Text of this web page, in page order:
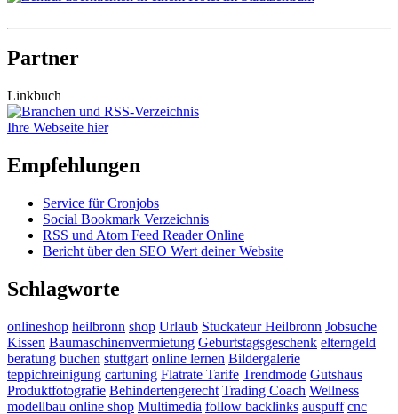
Partner
Linkbuch
Ihre Webseite hier
Empfehlungen
Service für Cronjobs
Social Bookmark Verzeichnis
RSS und Atom Feed Reader Online
Bericht über den SEO Wert deiner Website
Schlagworte
onlineshop heilbronn shop Urlaub Stuckateur Heilbronn Jobsuche
Kissen Baumaschinenvermietung Geburtstagsgeschenk elterngeld
beratung buchen stuttgart online lernen Bildergalerie
teppichreinigung cartuning Flatrate Tarife Trendmode Gutshaus
Produktfotografie Behindertengerecht Trading Coach Wellness
modellbau online shop Multimedia follow backlinks auspuff cnc